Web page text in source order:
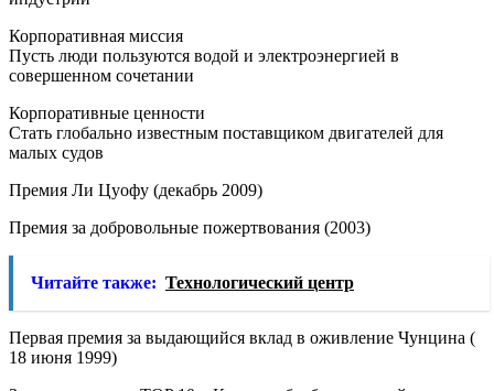
Корпоративная миссия
Пусть люди пользуются водой и электроэнергией в
совершенном сочетании
Корпоративные ценности
Стать глобально известным поставщиком двигателей для
малых судов
Премия Ли Цуофу (декабрь 2009)
Премия за добровольные пожертвования (2003)
Читайте также: Технологический центр
Первая премия за выдающийся вклад в оживление Чунцина (
18 июня 1999)